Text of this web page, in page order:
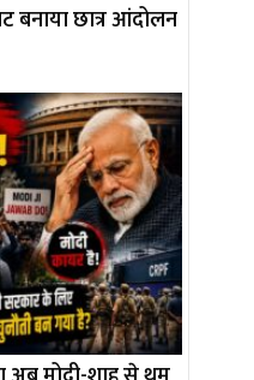
बनाया छात्र आंदोलन